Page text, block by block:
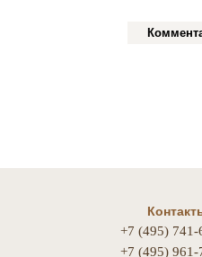
+7 (495) 741-
+7 (495) 961-